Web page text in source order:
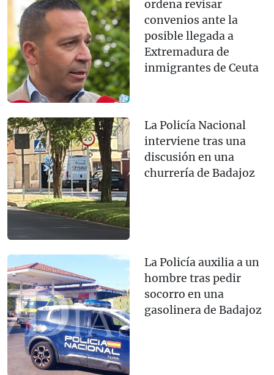
ordena revisar
convenios ante la
posible llegada a
Extremadura de
inmigrantes de Ceuta
La Policía Nacional
interviene tras una
discusión en una
churrería de Badajoz
La Policía auxilia a un
hombre tras pedir
socorro en una
gasolinera de Badajoz